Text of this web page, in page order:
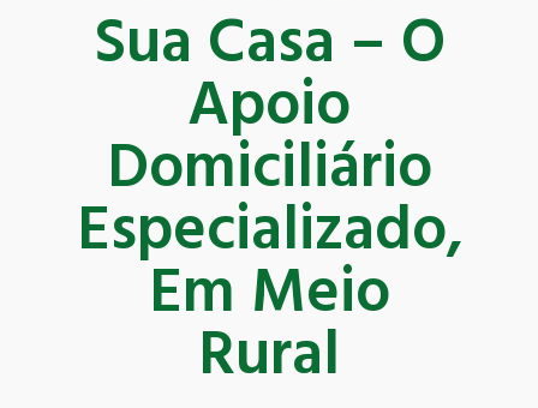
Sua Casa – O
Apoio
Domiciliário
Especializado,
Em Meio
Rural